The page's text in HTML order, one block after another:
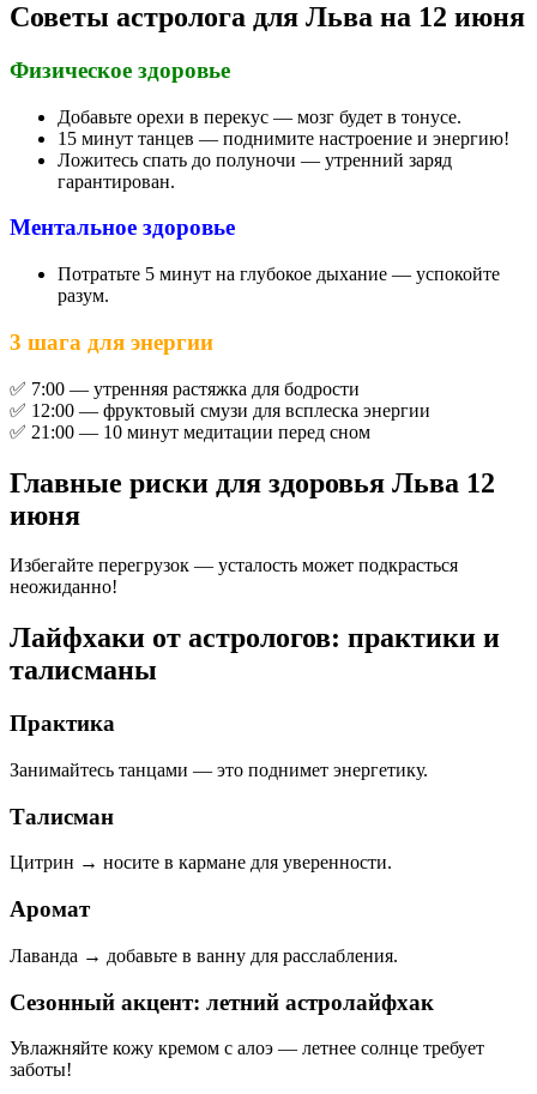
Советы астролога для Льва на 12 июня
Физическое здоровье
Добавьте орехи в перекус — мозг будет в тонусе.
15 минут танцев — поднимите настроение и энергию!
Ложитесь спать до полуночи — утренний заряд
гарантирован.
Ментальное здоровье
Потратьте 5 минут на глубокое дыхание — успокойте
разум.
3 шага для энергии
✅ 7:00 — утренняя растяжка для бодрости
✅ 12:00 — фруктовый смузи для всплеска энергии
✅ 21:00 — 10 минут медитации перед сном
Главные риски для здоровья Льва 12
июня
Избегайте перегрузок — усталость может подкрасться
неожиданно!
Лайфхаки от астрологов: практики и
талисманы
Практика
Занимайтесь танцами — это поднимет энергетику.
Талисман
Цитрин → носите в кармане для уверенности.
Аромат
Лаванда → добавьте в ванну для расслабления.
Сезонный акцент: летний астролайфхак
Увлажняйте кожу кремом с алоэ — летнее солнце требует
заботы!